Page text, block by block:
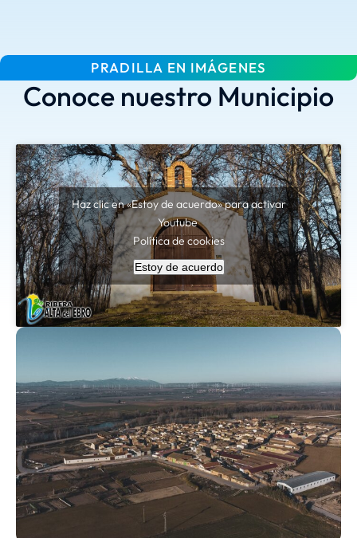
PRADILLA EN IMÁGENES
Conoce nuestro Municipio
Haz clic en «Estoy de acuerdo» para activar
Youtube
Política de cookies
Estoy de acuerdo